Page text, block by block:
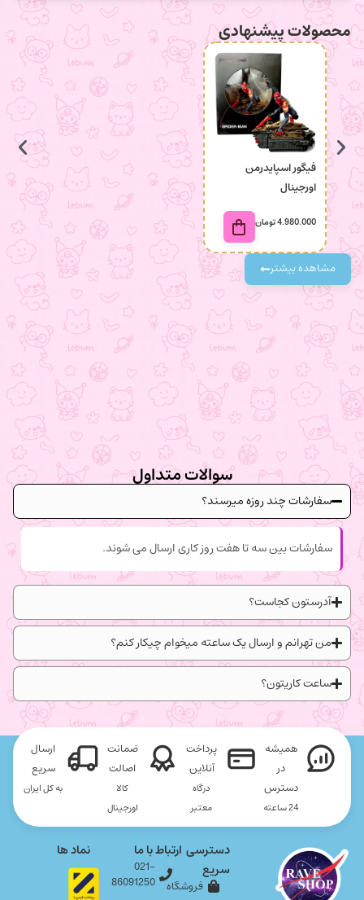
محصولات پیشنهادی
فیگور اسپایدرمن
اورجینال
4.980.000تومان
مشاهده بیشتر
سوالات متداول
سفارشات چند روزه میرسند؟
سفارشات بین سه تا هفت روز کاری ارسال می شوند.
آدرستون کجاست؟
من تهرانم و ارسال یک ساعته میخوام چیکار کنم؟
ساعت کاریتون؟
همیشه
در
دسترس
24 ساعته
پرداخت
آنلاین
درگاه
معتبر
ضمانت
اصالت
کالا
اورجینال
ارسال
سریع
به کل ایران
دسترسی
سریع
فروشگاه
ارتباط با ما
021-
86091250
نماد ها